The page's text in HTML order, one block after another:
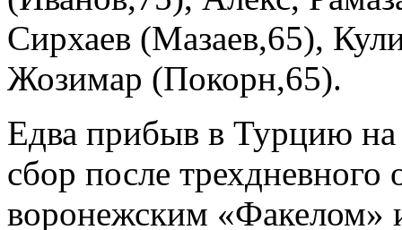
Сирхаев (Мазаев,65),
Жозимар (Покорн,65).
Едва прибыв в Турцию на
сбор после трехдневного
воронежским «Факелом»